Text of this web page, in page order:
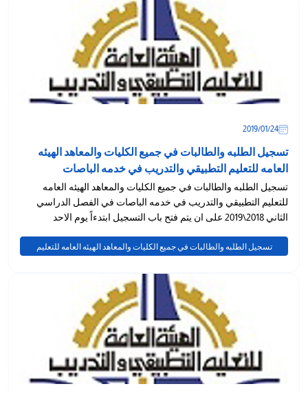
24‏/01‏/2019
تسجيل الطلبه والطالبات في جميع الكليات والمعاهد الهيئه
العامه للتعليم التطبيقي والتدريب في خدمه الباصات
تسجيل الطلبه والطالبات في جميع الكليات والمعاهد الهيئه العامه
للتعليم التطبيقي والتدريب في خدمه الباصات في الفصل الدراسي
الثاني 2018\2019 على ان يتم فتح باب التسجيل ابتدءاً يوم الاحد
تسجيل الطلبه والطالبات في جميع الكليات والمعاهد الهيئه العامه للتعليم
التطبيقي والتدريب في خدمه الباصات